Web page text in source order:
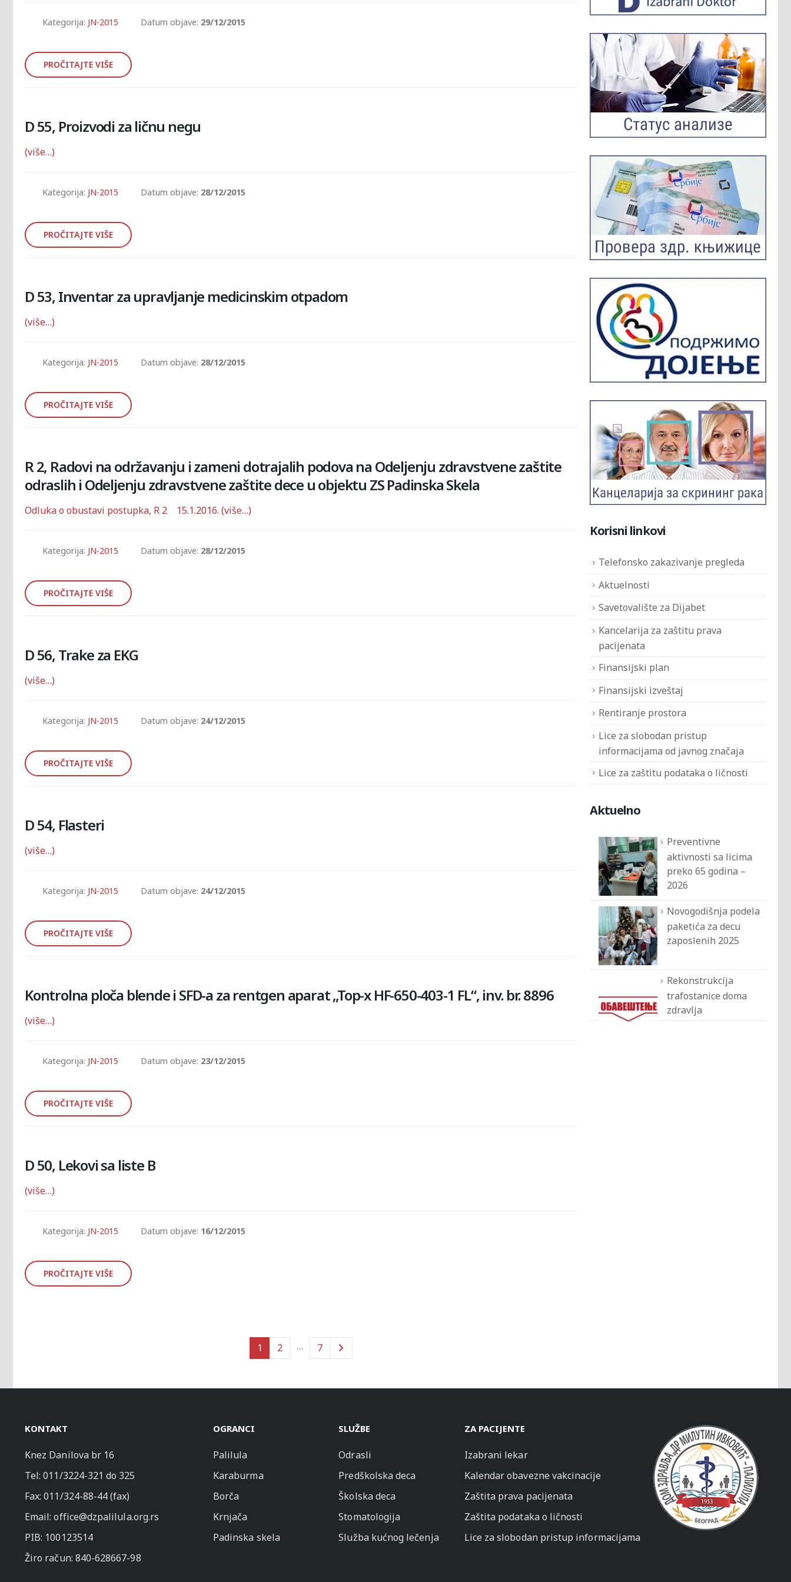
Kategorija: JN-2015 Datum objave: 29/12/2015
PROČITAJTE VIŠE
D 55, Proizvodi za ličnu negu
(više…)
Kategorija: JN-2015 Datum objave: 28/12/2015
PROČITAJTE VIŠE
D 53, Inventar za upravljanje medicinskim otpadom
(više…)
Kategorija: JN-2015 Datum objave: 28/12/2015
PROČITAJTE VIŠE
R 2, Radovi na održavanju i zameni dotrajalih podova na Odeljenju zdravstvene zaštite
odraslih i Odeljenju zdravstvene zaštite dece u objektu ZS Padinska Skela
Odluka o obustavi postupka, R 2 15.1.2016. (više…)
Kategorija: JN-2015 Datum objave: 28/12/2015
PROČITAJTE VIŠE
D 56, Trake za EKG
(više…)
Kategorija: JN-2015 Datum objave: 24/12/2015
PROČITAJTE VIŠE
D 54, Flasteri
(više…)
Kategorija: JN-2015 Datum objave: 24/12/2015
PROČITAJTE VIŠE
Kontrolna ploča blende i SFD-a za rentgen aparat „Top-x HF-650-403-1 FL“, inv. br. 8896
(više…)
Kategorija: JN-2015 Datum objave: 23/12/2015
PROČITAJTE VIŠE
D 50, Lekovi sa liste B
(više…)
Kategorija: JN-2015 Datum objave: 16/12/2015
PROČITAJTE VIŠE
1 2 … 7
Korisni linkovi
Telefonsko zakazivanje pregleda
Aktuelnosti
Savetovalište za Dijabet
Kancelarija za zaštitu prava
pacijenata
Finansijski plan
Finansijski izveštaj
Rentiranje prostora
Lice za slobodan pristup
informacijama od javnog značaja
Lice za zaštitu podataka o ličnosti
Aktuelno
Preventivne
aktivnosti sa licima
preko 65 godina –
2026
Novogodišnja podela
paketića za decu
zaposlenih 2025
Rekonstrukcija
trafostanice doma
zdravlja
KONTAKT
Knez Danilova br 16
Tel:011/3224-321 do 325
Fax: 011/324-88-44 (fax)
Email:office@dzpalilula.org.rs
PIB: 100123514
Žiro račun: 840-628667-98
OGRANCI
Palilula
Karaburma
Borča
Krnjača
Padinska skela
SLUŽBE
Odrasli
Predškolska deca
Školska deca
Stomatologija
Služba kućnog lečenja
ZA PACIJENTE
Izabrani lekar
Kalendar obavezne vakcinacije
Zaštita prava pacijenata
Zaštita podataka o ličnosti
Lice za slobodan pristup informacijama